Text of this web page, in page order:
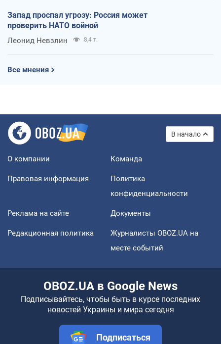
Запад проспал угрозу: Россия может
проверить НАТО войной
Леонид Невзлин 8,4 т.
Все мнения
В начало
О компании Команда
Правовая информация
Политика
конфиденциальности
Реклама на сайте Документы
Редакционная политика
Журналисты OBOZ.UA на
месте событий
OBOZ.UA в Google News
Подписывайтесь, чтобы быть в курсе последних
новостей Украины и мира сегодня
Подписаться